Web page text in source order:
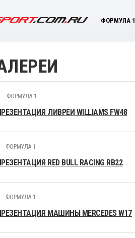
ФОРМУЛА 1
ФОРМУЛА 1
ЛИВРЕИ WILLIAMS FW48
ФОРМУЛА 1
RED BULL RACING RB22
ФОРМУЛА 1
МАШИНЫ MERCEDES W17